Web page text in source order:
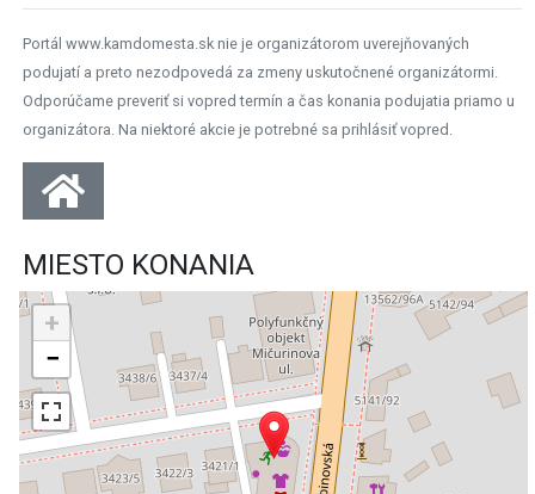
Portál www.kamdomesta.sk nie je organizátorom uverejňovaných
podujatí a preto nezodpovedá za zmeny uskutočnené organizátormi.
Odporúčame preveriť si vopred termín a čas konania podujatia priamo u
organizátora. Na niektoré akcie je potrebné sa prihlásiť vopred.
MIESTO KONANIA
+
−